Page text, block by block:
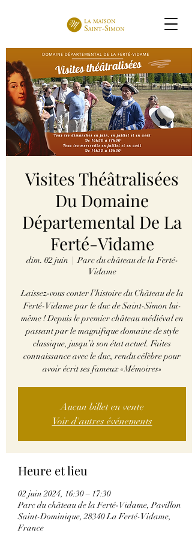
Visites Théâtralisées
Du Domaine
Départemental De La
Ferté-Vidame
dim. 02 juin
  |
Parc du château de la Ferté-
Vidame
Laissez-vous conter l’histoire du Château de la
Ferté-Vidame par le duc de Saint-Simon lui-
même ! Depuis le premier château médiéval en
passant par le magnifique domaine de style
classique, jusqu’à son état actuel. Faites
connaissance avec le duc, rendu célèbre pour
avoir écrit ses fameux «Mémoires»
Aucun billet en vente
Voir d'autres événements
Heure et lieu
02 juin 2024, 16:30 – 17:30
Parc du château de la Ferté-Vidame, Pavillon
Saint-Dominique, 28340 La Ferté-Vidame,
France